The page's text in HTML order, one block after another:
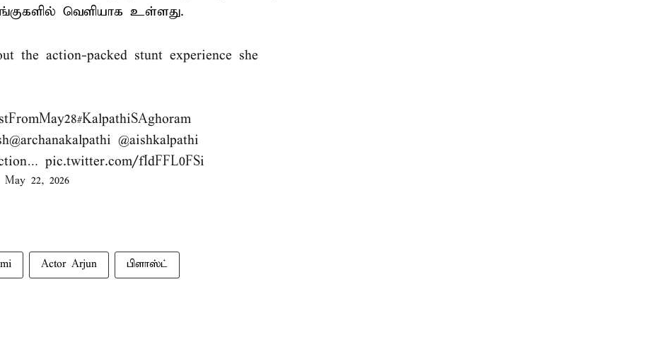
வெளியாக உள்ளது.
the action-packed stunt experience she
#KalpathiSAghoram
@archanakalpathi @aishkalpathi
… pic.twitter.com/fIdFFL0FSi
May 22, 2026
Actor Arjun பிளாஸ்ட்